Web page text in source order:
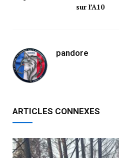
sur l’A10
pandore
ARTICLES CONNEXES